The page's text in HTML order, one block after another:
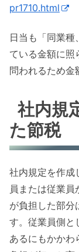
pr1710.html
日当も「同業種
ている金額に照
問われるため金
社内規
た節税
社内規定を作成
員または従業
が負担した部分
す。従業員側と
あるにもかかわ